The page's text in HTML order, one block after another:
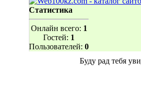
Статистика
Онлайн всего: 1
Гостей: 1
Пользователей: 0
Буду рад тебя